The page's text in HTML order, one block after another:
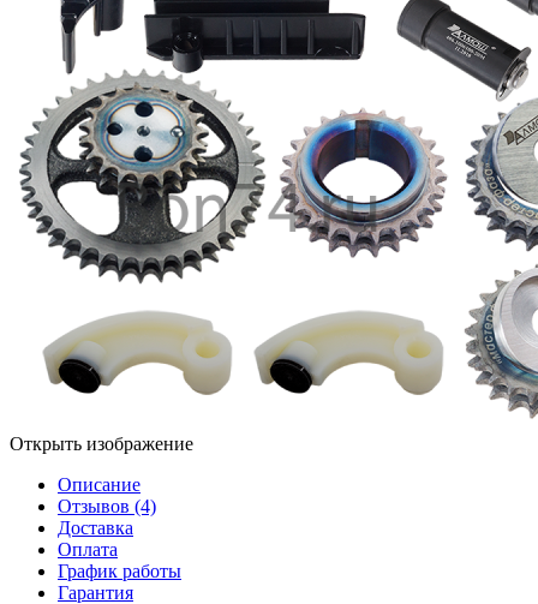
Открыть изображение
Описание
Отзывов (4)
Доставка
Оплата
График работы
Гарантия